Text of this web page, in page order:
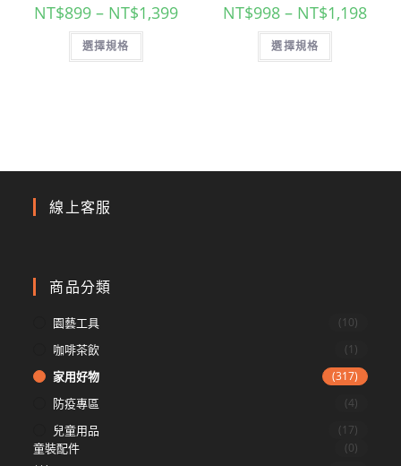
NT$899– NT$1,399
選擇規格
NT$998 – NT$1,198
選擇規格
線上客服
商品分類
園藝工具 (10)
咖啡茶飲 (1)
家用好物 (317)
防疫專區 (4)
兒童用品 (17)
童裝配件 (0)